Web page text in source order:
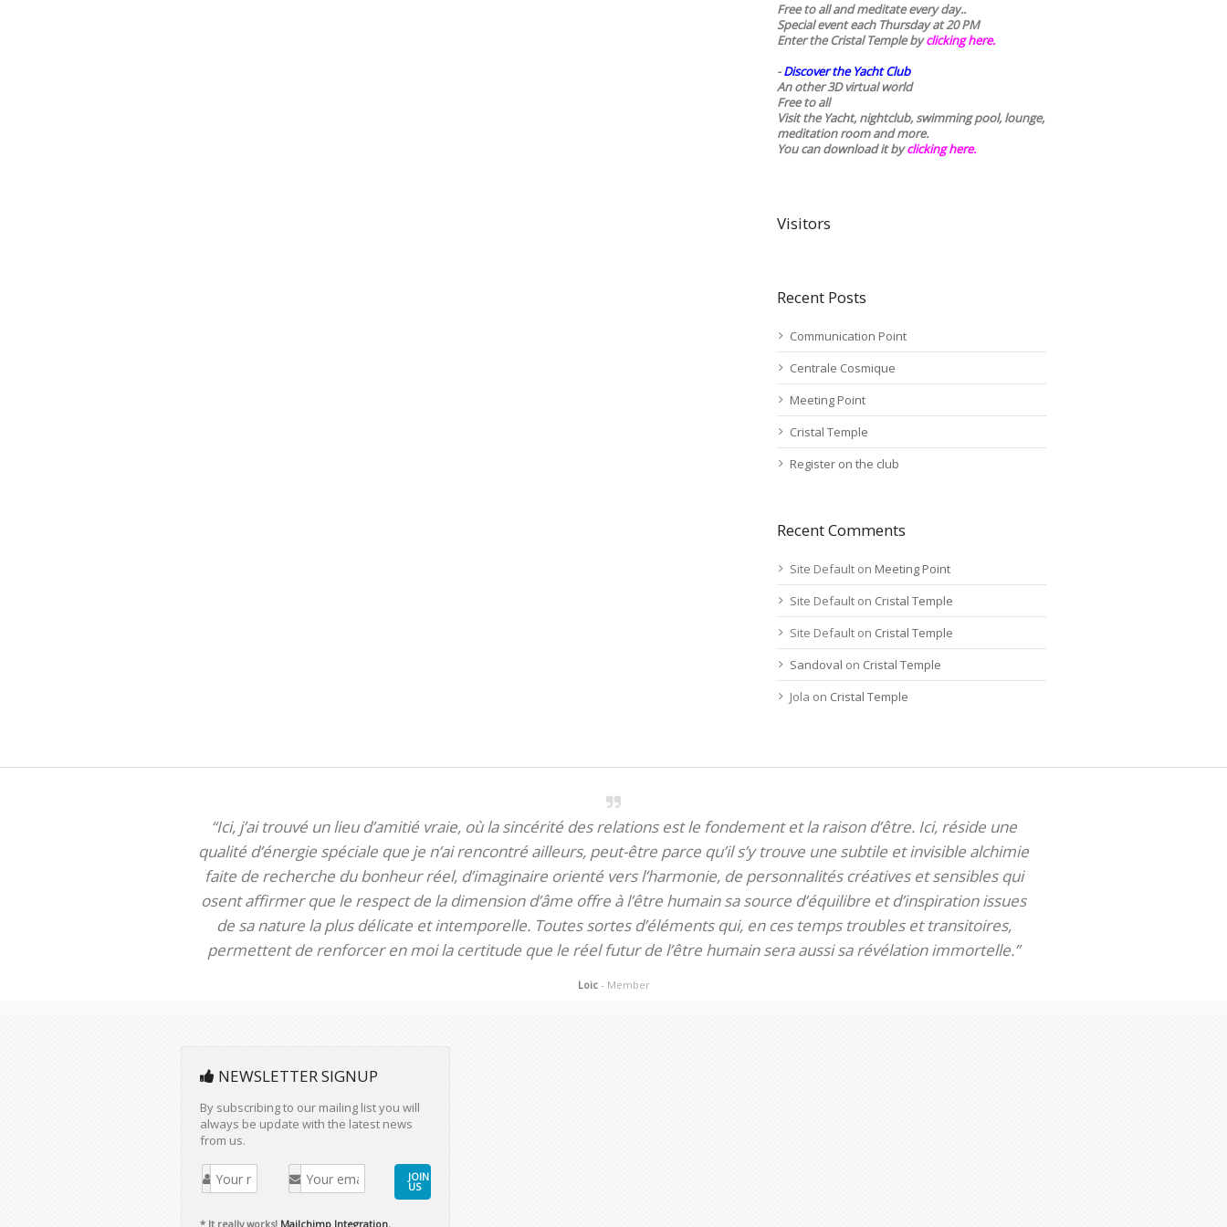
Free to all and meditate every day..
Special event each Thursday at 20 PM
Enter the Cristal Temple byclicking here.
-Discover the Yacht Club
An other 3D virtual world
Free to all
Visit the Yacht, nightclub, swimming pool, lounge,
meditation room and more.
You can download it byclicking here.
Visitors
Recent Posts
Communication Point
Centrale Cosmique
Meeting Point
Cristal Temple
Register on the club
Recent Comments
Site Default on Meeting Point
Site Default on Cristal Temple
Site Default on Cristal Temple
Sandoval on Cristal Temple
Jola on Cristal Temple
“Ici, j’ai trouvé un lieu d’amitié vraie, où la sincérité des relations est le fondement et la raison d’être. Ici, réside une
qualité d’énergie spéciale que je n’ai rencontré ailleurs, peut-être parce qu’il s’y trouve une subtile et invisible alchimie
faite de recherche du bonheur réel, d’imaginaire orienté vers l’harmonie, de personnalités créatives et sensibles qui
osent affirmer que le respect de la dimension d’âme offre à l’être humain sa source d’équilibre et d’inspiration issues
de sa nature la plus délicate et intemporelle. Toutes sortes d’éléments qui, en ces temps troubles et transitoires,
permettent de renforcer en moi la certitude que le réel futur de l’être humain sera aussi sa révélation immortelle.”
Loic - Member
NEWSLETTER SIGNUP
By subscribing to our mailing list you will
always be update with the latest news
from us.
JOIN
US
* It really works! Mailchimp Integration.